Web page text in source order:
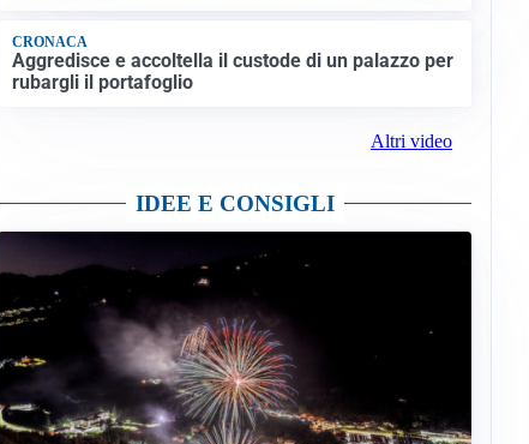
CRONACA
Aggredisce e accoltella il custode di un palazzo per
rubargli il portafoglio
Altri video
IDEE E CONSIGLI